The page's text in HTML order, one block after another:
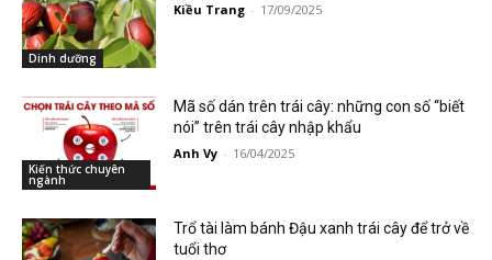
Dinh dưỡng
Kiều Trang - 17/09/2025
Kiến thức chuyên
ngành
Mã số dán trên trái cây: những con số “biết
nói” trên trái cây nhập khẩu
Anh Vy - 16/04/2025
Trổ tài làm bánh Đậu xanh trái cây để trở về
tuổi thơ